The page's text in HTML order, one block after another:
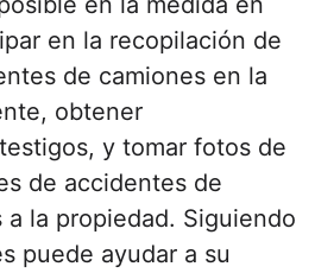
en la recopilación de
de camiones en la
obtener
y tomar fotos de
de accidentes de
a la propiedad. Siguiendo
puede ayudar a su